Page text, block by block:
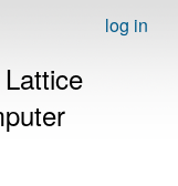
log in